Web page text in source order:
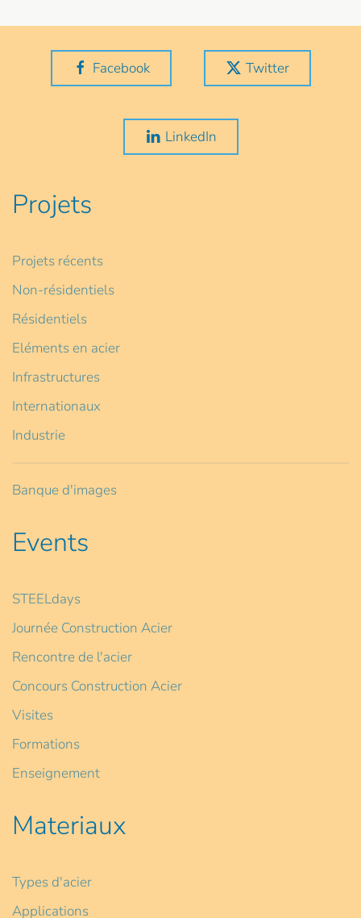
Facebook Twitter
LinkedIn
Projets
Projets récents
Non-résidentiels
Résidentiels
Eléments en acier
Infrastructures
Internationaux
Industrie
Banque d'images
Events
STEELdays
Journée Construction Acier
Rencontre de l'acier
Concours Construction Acier
Visites
Formations
Enseignement
Materiaux
Types d'acier
Applications